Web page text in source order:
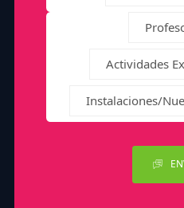
Actividades
Instalaciones/